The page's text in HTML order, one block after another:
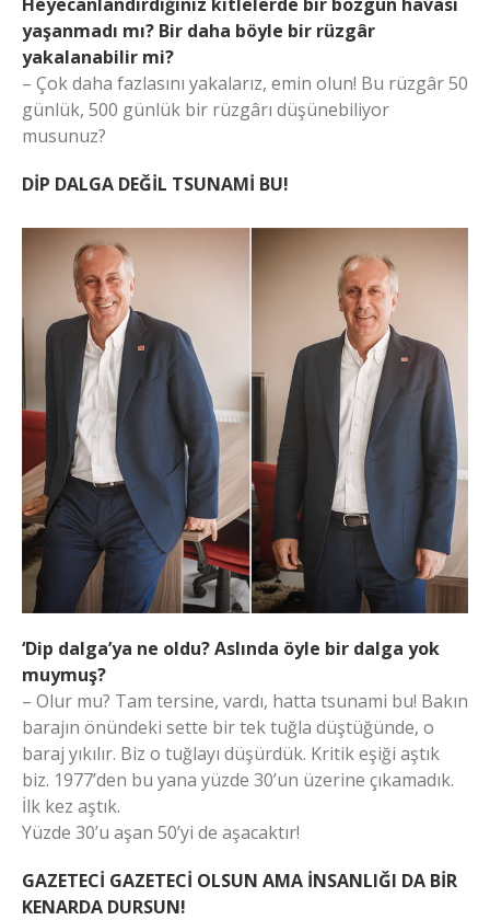
Heyecanlandırdığınız kitlelerde bir bozgun havası
yaşanmadı mı? Bir daha böyle bir rüzgâr
yakalanabilir mi?
– Çok daha fazlasını yakalarız, emin olun! Bu rüzgâr 50
günlük, 500 günlük bir rüzgârı düşünebiliyor
musunuz?
DİP DALGA DEĞİL TSUNAMİ BU!
‘Dip dalga’ya ne oldu? Aslında öyle bir dalga yok
muymuş?
– Olur mu? Tam tersine, vardı, hatta tsunami bu! Bakın
barajın önündeki sette bir tek tuğla düştüğünde, o
baraj yıkılır. Biz o tuğlayı düşürdük. Kritik eşiği aştık
biz. 1977’den bu yana yüzde 30’un üzerine çıkamadık.
İlk kez aştık.
Yüzde 30’u aşan 50’yi de aşacaktır!
GAZETECİ GAZETECİ OLSUN AMA İNSANLIĞI DA BİR
KENARDA DURSUN!